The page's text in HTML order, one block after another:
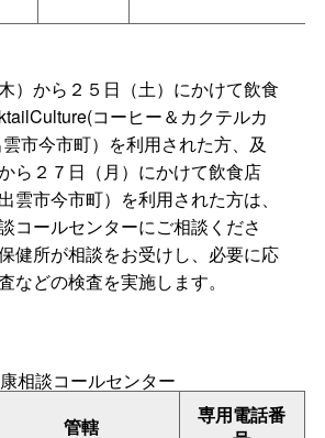
）から２５日（土）にかけて飲食
コーヒー＆カクテルカ
市今市町）を利用された方、及
ら２７日（月）にかけて飲食店
雲市今市町）を利用された方は、
コールセンターにご相談くださ
健所が相談をお受けし、必要に応
などの検査を実施します。
相談コールセンター
管轄
専用電話番